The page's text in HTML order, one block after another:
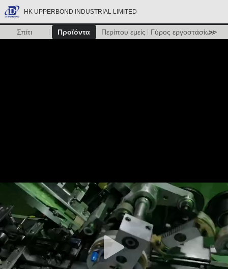
HK UPPERBOND INDUSTRIAL LIMITED
Σπίτι Προϊόντα Περίπου εμείς Γύρος εργοστασίων
>>